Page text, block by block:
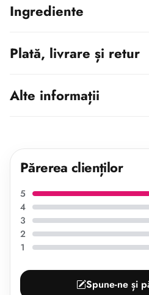
Ingrediente
Plată, livrare și retur
Alte informații
Părerea clienților
5
4
3
2
1
Spune-ne și